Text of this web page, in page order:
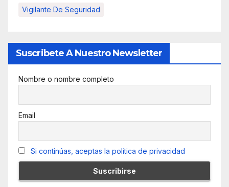
Vigilante De Seguridad
Suscribete A Nuestro Newsletter
Nombre o nombre completo
Email
Si continúas, aceptas la política de privacidad